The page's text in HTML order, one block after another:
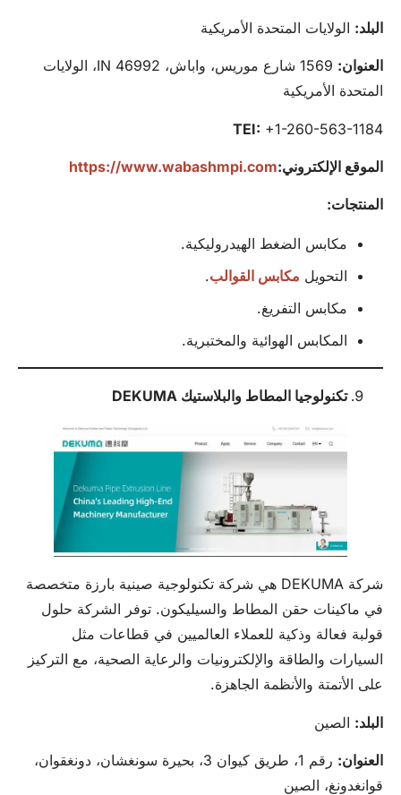
البلد: الولايات المتحدة الأمريكية
العنوان:
1569 شارع موريس، واباش، IN 46992، الولايات
المتحدة الأمريكية
TEI: +1-260-563-1184
الموقع الإلكتروني:https://www.wabashmpi.com
المنتجات:
مكابس الضغط الهيدروليكية.
التحويل مكابس القوالب.
مكابس التفريغ.
المكابس الهوائية والمختبرية.
تكنولوجيا المطاط والبلاستيك DEKUMA
شركة DEKUMA هي شركة تكنولوجية صينية بارزة متخصصة
في ماكينات حقن المطاط والسيليكون. توفر الشركة حلول
قولبة فعالة وذكية للعملاء العالميين في قطاعات مثل
السيارات والطاقة والإلكترونيات والرعاية الصحية، مع التركيز
على الأتمتة والأنظمة الجاهزة.
البلد: الصين
العنوان:
رقم 1، طريق كيوان 3، بحيرة سونغشان، دونغقوان،
قوانغدونغ، الصين